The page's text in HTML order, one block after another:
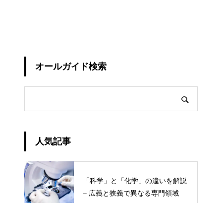
オールガイド検索
人気記事
「科学」と「化学」の違いを解説
– 広義と狭義で異なる専門領域